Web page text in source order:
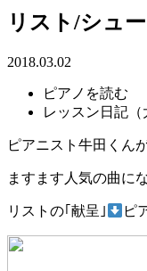
リスト/シュ
2018.03.02
ピアノを読む
レッスン日記（
ピアニスト牛田くん
ますます人気の曲に
リストの｢献呈｣ ピ